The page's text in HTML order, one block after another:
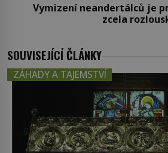
Vymizení neandertálců je
zcela
SOUVISEJÍCÍ ČLÁNKY
ZÁHADY A TAJEMSTVÍ